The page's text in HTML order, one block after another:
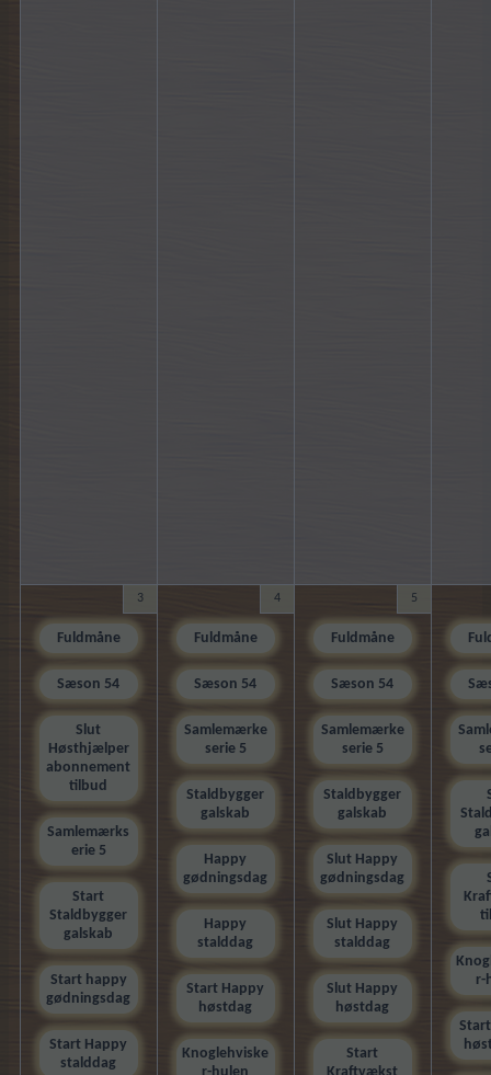
3
Fuldmåne
Sæson 54
Slut
Høsthjælper
abonnement
tilbud
Samlemærks
erie 5
Start
Staldbygger
galskab
Start happy
gødningsdag
Start Happy
stalddag
4
Fuldmåne
Sæson 54
Samlemærke
serie 5
Staldbygger
galskab
Happy
gødningsdag
Happy
stalddag
Start Happy
høstdag
Knoglehviske
5
Fuldmåne
Sæson 54
Samlemærke
serie 5
Staldbygger
galskab
Slut Happy
gødningsdag
Slut Happy
stalddag
Slut Happy
høstdag
Start
r-